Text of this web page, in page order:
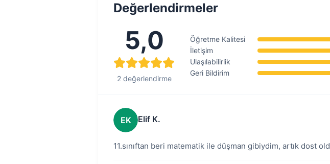
Değerlendirmeler
5,0
2 değerlendirme
Öğretme Kalitesi
İletişim
Ulaşılabilirlik
Geri Bildirim
EK Elif K.
11.sınıftan beri matematik ile düşman gibiydim, artık dost